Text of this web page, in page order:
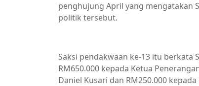
penghujung April yang mengatakan
politik tersebut.
Saksi pendakwaan ke-13 itu berkata
RM650.000 kepada Ketua
Daniel Kusari dan RM250.000